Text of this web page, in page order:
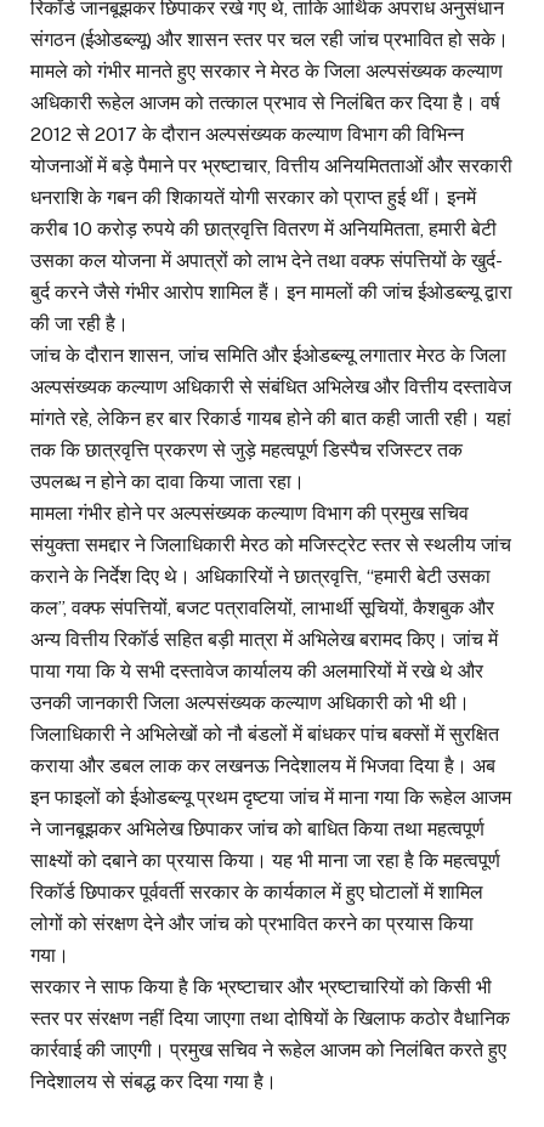
रिकॉर्ड जानबूझकर छिपाकर रखे गए थे, ताकि आर्थिक अपराध अनुसंधान
संगठन (ईओडब्ल्यू) और शासन स्तर पर चल रही जांच प्रभावित हो सके।
मामले को गंभीर मानते हुए सरकार ने मेरठ के जिला अल्पसंख्यक कल्याण
अधिकारी रूहेल आजम को तत्काल प्रभाव से निलंबित कर दिया है। वर्ष
2012 से 2017 के दौरान अल्पसंख्यक कल्याण विभाग की विभिन्न
योजनाओं में बड़े पैमाने पर भ्रष्टाचार, वित्तीय अनियमितताओं और सरकारी
धनराशि के गबन की शिकायतें योगी सरकार को प्राप्त हुई थीं। इनमें
करीब 10 करोड़ रुपये की छात्रवृत्ति वितरण में अनियमितता, हमारी बेटी
उसका कल योजना में अपात्रों को लाभ देने तथा वक्फ संपत्तियों के खुर्द-
बुर्द करने जैसे गंभीर आरोप शामिल हैं। इन मामलों की जांच ईओडब्ल्यू द्वारा
की जा रही है।
जांच के दौरान शासन, जांच समिति और ईओडब्ल्यू लगातार मेरठ के जिला
अल्पसंख्यक कल्याण अधिकारी से संबंधित अभिलेख और वित्तीय दस्तावेज
मांगते रहे, लेकिन हर बार रिकार्ड गायब होने की बात कही जाती रही। यहां
तक कि छात्रवृत्ति प्रकरण से जुड़े महत्वपूर्ण डिस्पैच रजिस्टर तक
उपलब्ध न होने का दावा किया जाता रहा।
मामला गंभीर होने पर अल्पसंख्यक कल्याण विभाग की प्रमुख सचिव
संयुक्ता समद्दार ने जिलाधिकारी मेरठ को मजिस्ट्रेट स्तर से स्थलीय जांच
कराने के निर्देश दिए थे। अधिकारियों ने छात्रवृत्ति, “हमारी बेटी उसका
कल”, वक्फ संपत्तियों, बजट पत्रावलियों, लाभार्थी सूचियों, कैशबुक और
अन्य वित्तीय रिकॉर्ड सहित बड़ी मात्रा में अभिलेख बरामद किए। जांच में
पाया गया कि ये सभी दस्तावेज कार्यालय की अलमारियों में रखे थे और
उनकी जानकारी जिला अल्पसंख्यक कल्याण अधिकारी को भी थी।
जिलाधिकारी ने अभिलेखों को नौ बंडलों में बांधकर पांच बक्सों में सुरक्षित
कराया और डबल लाक कर लखनऊ निदेशालय में भिजवा दिया है। अब
इन फाइलों को ईओडब्ल्यू प्रथम दृष्टया जांच में माना गया कि रूहेल आजम
ने जानबूझकर अभिलेख छिपाकर जांच को बाधित किया तथा महत्वपूर्ण
साक्ष्यों को दबाने का प्रयास किया। यह भी माना जा रहा है कि महत्वपूर्ण
रिकॉर्ड छिपाकर पूर्ववर्ती सरकार के कार्यकाल में हुए घोटालों में शामिल
लोगों को संरक्षण देने और जांच को प्रभावित करने का प्रयास किया
गया।
सरकार ने साफ किया है कि भ्रष्टाचार और भ्रष्टाचारियों को किसी भी
स्तर पर संरक्षण नहीं दिया जाएगा तथा दोषियों के खिलाफ कठोर वैधानिक
कार्रवाई की जाएगी। प्रमुख सचिव ने रूहेल आजम को निलंबित करते हुए
निदेशालय से संबद्ध कर दिया गया है।